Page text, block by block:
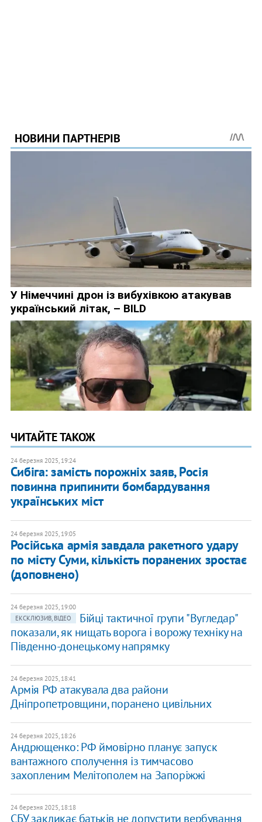
ЧИТАЙТЕ ТАКОЖ
24 березня 2025, 19:24
Сибіга: замість порожніх заяв, Росія
повинна припинити бомбардування
українських міст
24 березня 2025, 19:05
Російська армія завдала ракетного удару
по місту Суми, кількість поранених зростає
(доповнено)
24 березня 2025, 19:00
ЕКСКЛЮЗИВ, ВІДЕО
Бійці тактичної групи "Вугледар"
показали, як нищать ворога і ворожу техніку на
Південно-донецькому напрямку
24 березня 2025, 18:41
Армія РФ атакувала два райони
Дніпропетровщини, поранено цивільних
24 березня 2025, 18:26
Андрющенко: РФ ймовірно планує запуск
вантажного сполучення із тимчасово
захопленим Мелітополем на Запоріжжі
24 березня 2025, 18:18
СБУ закликає батьків не допустити вербування